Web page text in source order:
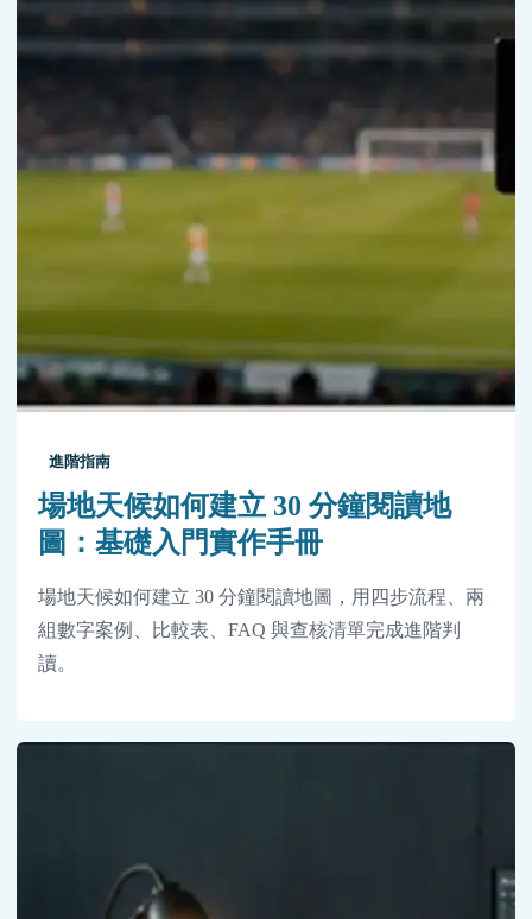
進階指南
場地天候如何建立 30 分鐘閱讀地
圖：基礎入門實作手冊
場地天候如何建立 30 分鐘閱讀地圖，用四步流程、兩
組數字案例、比較表、FAQ 與查核清單完成進階判
讀。